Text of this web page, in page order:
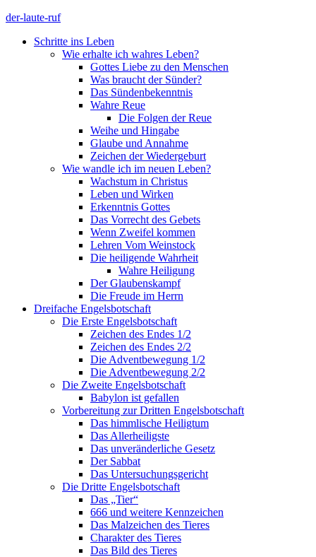
der-laute-ruf
Schritte ins Leben
Wie erhalte ich wahres Leben?
Gottes Liebe zu den Menschen
Was braucht der Sünder?
Das Sündenbekenntnis
Wahre Reue
Die Folgen der Reue
Weihe und Hingabe
Glaube und Annahme
Zeichen der Wiedergeburt
Wie wandle ich im neuen Leben?
Wachstum in Christus
Leben und Wirken
Erkenntnis Gottes
Das Vorrecht des Gebets
Wenn Zweifel kommen
Lehren Vom Weinstock
Die heiligende Wahrheit
Wahre Heiligung
Der Glaubenskampf
Die Freude im Herrn
Dreifache Engelsbotschaft
Die Erste Engelsbotschaft
Zeichen des Endes 1/2
Zeichen des Endes 2/2
Die Adventbewegung 1/2
Die Adventbewegung 2/2
Die Zweite Engelsbotschaft
Babylon ist gefallen
Vorbereitung zur Dritten Engelsbotschaft
Das himmlische Heiligtum
Das Allerheiligste
Das unveränderliche Gesetz
Der Sabbat
Das Untersuchungsgericht
Die Dritte Engelsbotschaft
Das „Tier“
666 und weitere Kennzeichen
Das Malzeichen des Tieres
Charakter des Tieres
Das Bild des Tieres